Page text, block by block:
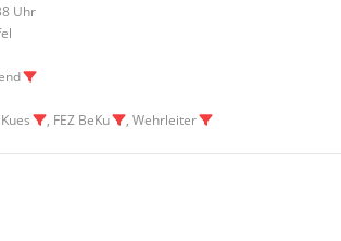
Uhr
, FEZ BeKu , Wehrleiter